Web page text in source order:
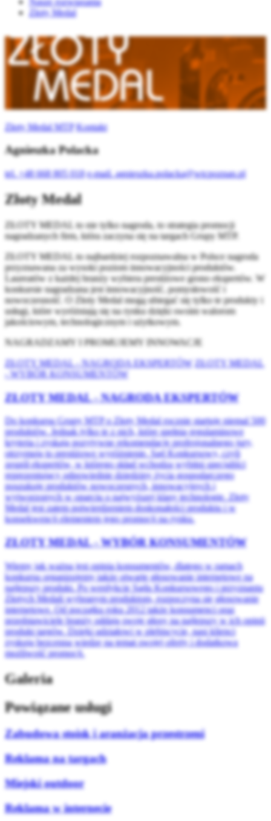
Złoty Medal
Złoty Medal MTP Kontakt
Agnieszka Polacka
tel.+48 668 805 018 e-mail.agnieszka.polacka@wtcpoznan.pl
Złoty Medal
ZŁOTY MEDAL to nie tylko nagroda, to strategia promocji
nagradzanych firm, która zaczyna się na targach Grupy MTP.
ZŁOTY MEDAL to najbardziej rozpoznawalna w Polsce nagroda
przyznawana za wysoki poziom innowacyjności produktów.
Laureatów z każdej branży wybiera prestiżowe grono ekspertów. W
konkursie nagradzana jest innowacyjność, pomysłowość i
nowoczesność. O Złoty Medal mogą ubiegać się tylko te produkty i
usługi, które wyróżniają się na rynku dzięki swoim walorom
jakościowym, technologicznym i użytkowym.
NAGRADZAMY I PROMUJEMY INNOWACJE
ZŁOTY MEDAL - NAGRODA EKSPERTÓW ZŁOTY MEDAL
- WYBÓR KONSUMENTÓW
ZŁOTY MEDAL - NAGRODA EKSPERTÓW
Do konkursu Grupy MTP o Złoty Medal rocznie startuje niemal 500
produktów. Jednak tylko te z nich, które spełnią regulaminowe
kryteria i zyskają pozytywne rekomendacje profesjonalnego jury,
otrzymują to prestiżowe wyróżnienie. Sąd Konkursowy, czyli
zespół ekspertów, w którego skład wchodzą wybitni specjaliści
reprezentujący odpowiednie dziedziny życia gospodarczego
poszukuje produktów nowoczesnych, innowacyjnych i
wytworzonych w oparciu o najwyższej klasy technologie. Złoty
Medal jest zatem potwierdzeniem doskonałości produktu i w
konsekwencji elementem jego promocji na rynku.
ZŁOTY MEDAL - WYBÓR KONSUMENTÓW
Wiemy jak ważna jest opinia konsumentów, dlatego w ramach
konkursu organizujemy także otwarte głosowanie internetowe na
najlepszy produkt. Po werdykcie Sądu Konkursowego i przyznaniu
Złotych Medali wybranym produktom, rozpoczyna się głosowanie
internetowe. Od początku roku 2012 także konsumenci oraz
przedstawiciele branży oddają swoje głosy na najlepszy w ich opinii
produkt targów. Dzięki udziałowi w plebiscycie, nasi klienci
zyskują bezcenną wiedzę na temat swojej oferty i dodatkową
możliwość promocji.
Galeria
Powiązane usługi
Zabudowa stoisk i aranżacja przestrzeni
Reklama na targach
Miejski outdoor
Reklama w internecie